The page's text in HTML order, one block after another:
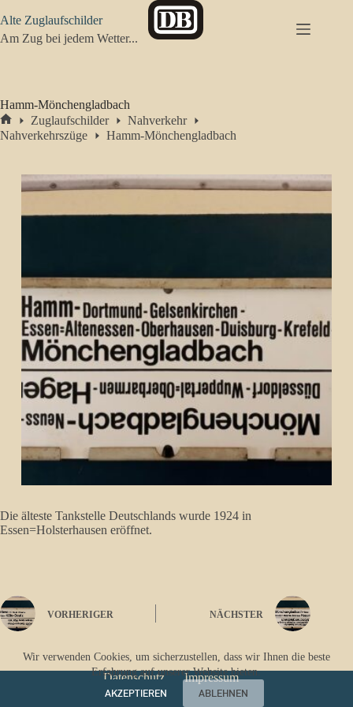
Inhalt
springen
Wir verwenden Cookies, um sicherzustellen, dass wir Ihnen die beste
Erfahrung auf unserer Website bieten.
AKZEPTIEREN
ABLEHNEN
Alte Zuglaufschilder
Am Zug bei jedem Wetter...
Hamm-Mönchengladbach
Start
Zuglaufschilder
Nahverkehr
Nahverkehrszüge
Hamm-Mönchengladbach
Die älteste Tankstelle Deutschlands wurde 1924 in
Essen=Holsterhausen eröffnet.
VORHERIGER NÄCHSTER
Datenschutz Impressum